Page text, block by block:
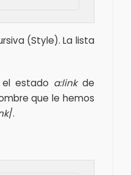
(Style). La lista
el estado a:linkde
que le hemos
/.